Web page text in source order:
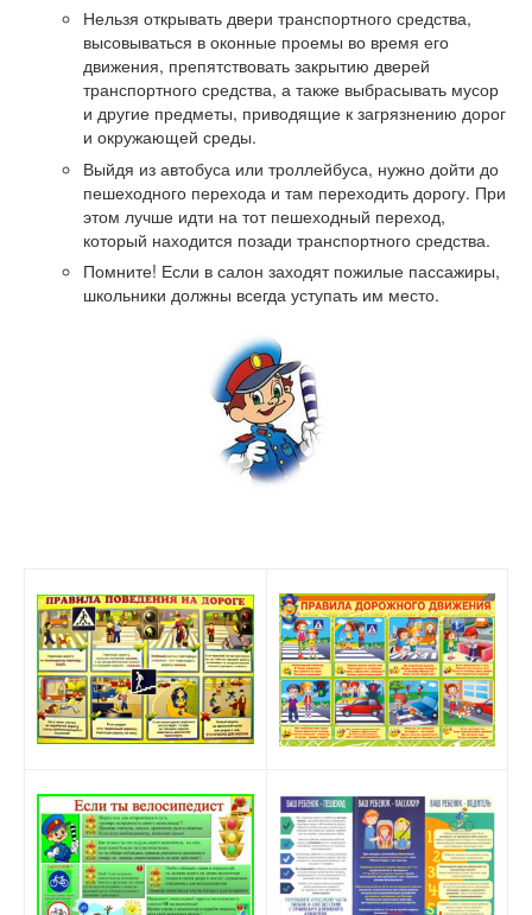
Нельзя открывать двери транспортного средства,
высовываться в оконные проемы во время его
движения, препятствовать закрытию дверей
транспортного средства, а также выбрасывать мусор
и другие предметы, приводящие к загрязнению дорог
и окружающей среды.
Выйдя из автобуса или троллейбуса, нужно дойти до
пешеходного перехода и там переходить дорогу. При
этом лучше идти на тот пешеходный переход,
который находится позади транспортного средства.
Помните! Если в салон заходят пожилые пассажиры,
школьники должны всегда уступать им место.